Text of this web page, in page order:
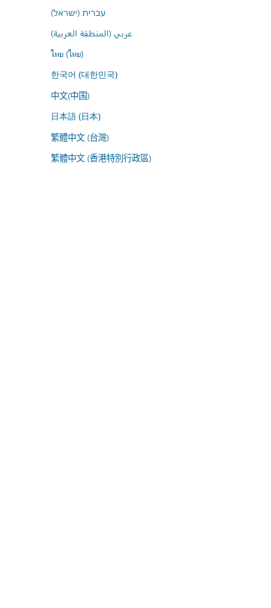
עברית (ישראל)
عربي (المنطقة العربية)
ไทย (ไทย)
한국어 (대한민국)
中文(中国)
日本語 (日本)
繁體中文 (台灣)
繁體中文 (香港特別行政區)